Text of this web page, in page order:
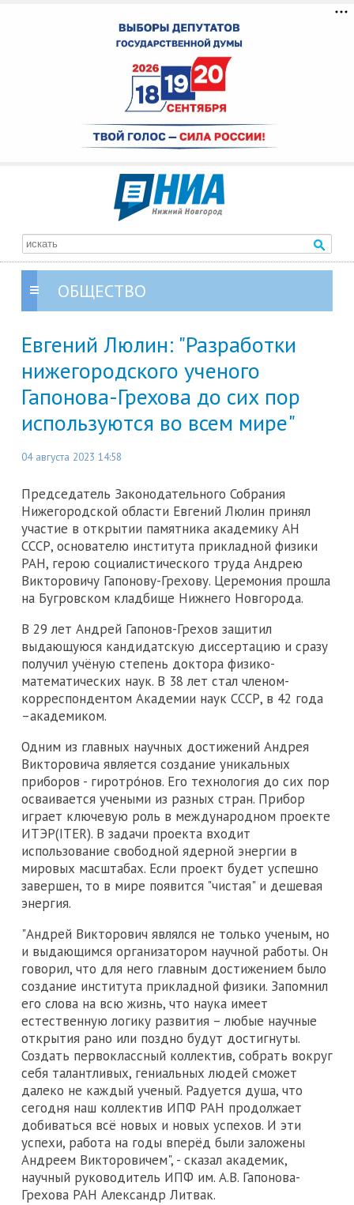
ОБЩЕСТВО
Евгений Люлин: "Разработки
нижегородского ученого
Гапонова-Грехова до сих пор
используются во всем мире"
04 августа 2023 14:58
Председатель Законодательного Собрания
Нижегородской области Евгений Люлин принял
участие в открытии памятника академику АН
СССР, основателю института прикладной физики
РАН, герою социалистического труда Андрею
Викторовичу Гапонову-Грехову. Церемония прошла
на Бугровском кладбище Нижнего Новгорода.
В 29 лет Андрей Гапонов-Грехов защитил
выдающуюся кандидатскую диссертацию и сразу
получил учёную степень доктора физико-
математических наук. В 38 лет стал членом-
корреспондентом Академии наук СССР, в 42 года
–академиком.
Одним из главных научных достижений Андрея
Викторовича является создание уникальных
приборов - гиротро́нов. Его технология до сих пор
осваивается учеными из разных стран. Прибор
играет ключевую роль в международном проекте
ИТЭР(ITER). В задачи проекта входит
использование свободной ядерной энергии в
мировых масштабах. Если проект будет успешно
завершен, то в мире появится "чистая" и дешевая
энергия.
"Андрей Викторович являлся не только ученым, но
и выдающимся организатором научной работы. Он
говорил, что для него главным достижением было
создание института прикладной физики. Запомнил
его слова на всю жизнь, что наука имеет
естественную логику развития – любые научные
открытия рано или поздно будут достигнуты.
Создать первоклассный коллектив, собрать вокруг
себя талантливых, гениальных людей сможет
далеко не каждый ученый. Радуется душа, что
сегодня наш коллектив ИПФ РАН продолжает
добиваться всё новых и новых успехов. И эти
успехи, работа на годы вперёд были заложены
Андреем Викторовичем", - сказал академик,
научный руководитель ИПФ им. А.В. Гапонова-
Грехова РАН Александр Литвак.